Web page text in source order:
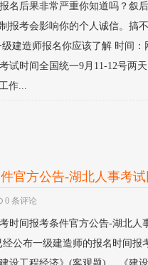
名后果非常严重你知道吗？叙
报考会影响你的个人诚信。搞
建造师报名你应该了解 时间
试时间全国统一9月11-12号两
作...
官方公告-湖北人事考试
0 条评论
时间报考条件官方公告-湖北
公布一级建造师的报名时间报